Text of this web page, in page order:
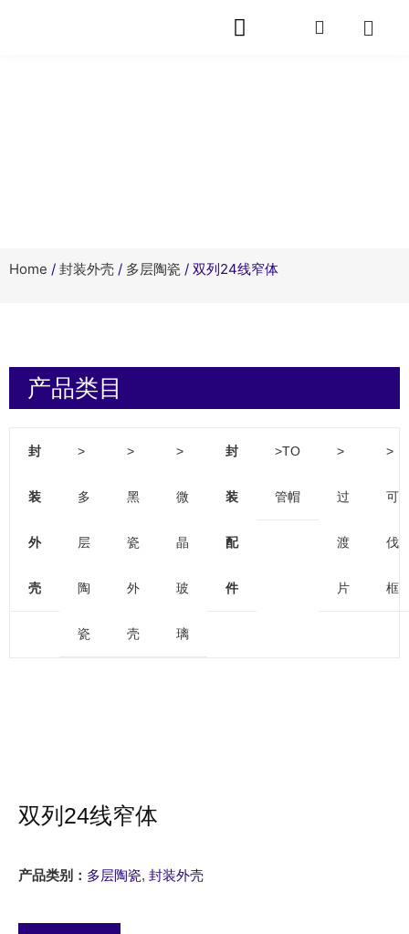
Home / 封装外壳 / 多层陶瓷 / 双列24线窄体
产品类目
封
装
外
壳
>
多
层
陶
瓷
>
黑
瓷
外
壳
>
微
晶
玻
璃
封
装
配
件
>TO
管帽
>
过
渡
片
>
可
伐
框
双列24线窄体
产品类别： 多层陶瓷, 封装外壳